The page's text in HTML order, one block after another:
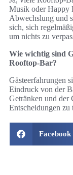
Musik oder Happy
Abwechslung und
sich, sich
um nichts zu
Wie wichtig sind
Rooftop-Bar?
Gästeerfahrungen
Eindruck von der
Getränken und der
Entscheidungen
Facebook